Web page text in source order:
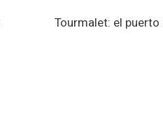
Tourmalet: el